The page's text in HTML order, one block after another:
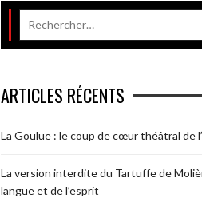
ARTICLES RÉCENTS
La Goulue : le coup de cœur théâtral de
La version interdite du Tartuffe de
langue et de l’esprit